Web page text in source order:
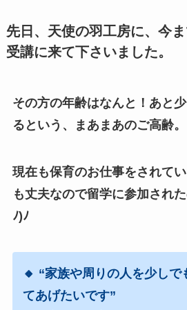
先日、天使の羽工房に、今
受講に来て下さいました。
その方の年齢はなんと！あと
る という、まあまあのご高齢。
現在も保育のお仕事をされて
も丈夫なので留学に参加され
ﾉ)ﾉ
🔸 “家族や周りの人を少しで
てあげたいです”